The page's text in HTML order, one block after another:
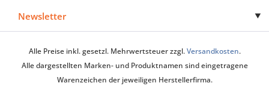
Newsletter
Alle Preise inkl. gesetzl. Mehrwertsteuer zzgl.Versandkosten.
Alle dargestellten Marken- und Produktnamen sind eingetragene
Warenzeichen der jeweiligen Herstellerfirma.